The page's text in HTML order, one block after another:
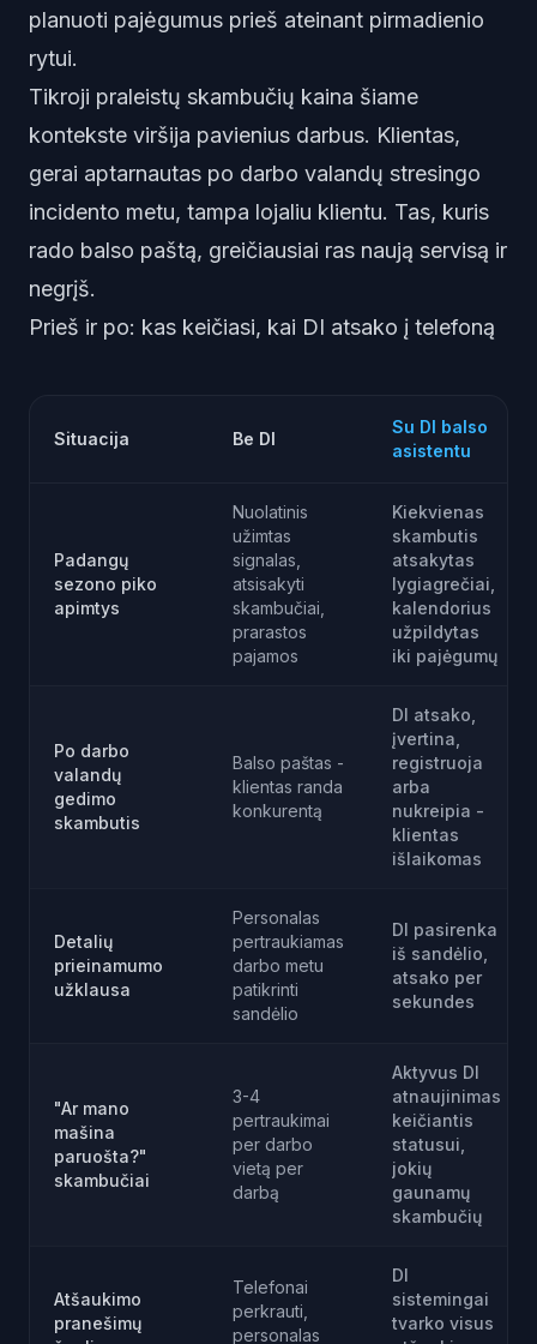
planuoti pajėgumus prieš ateinant pirmadienio
rytui.
Tikroji praleistų skambučių kaina šiame
kontekste viršija pavienius darbus. Klientas,
gerai aptarnautas po darbo valandų stresingo
incidento metu, tampa lojaliu klientu. Tas, kuris
rado balso paštą, greičiausiai ras naują servisą ir
negrįš.
Prieš ir po: kas keičiasi, kai DI atsako į telefoną
Situacija Be DI
Su DI balso
asistentu
Padangų
sezono piko
apimtys
Nuolatinis
užimtas
signalas,
atsisakyti
skambučiai,
prarastos
pajamos
Kiekvienas
skambutis
atsakytas
lygiagrečiai,
kalendorius
užpildytas
iki pajėgumų
Po darbo
valandų
gedimo
skambutis
Balso paštas -
klientas randa
konkurentą
DI atsako,
įvertina,
registruoja
arba
nukreipia -
klientas
išlaikomas
Detalių
prieinamumo
užklausa
Personalas
pertraukiamas
darbo metu
patikrinti
sandėlio
DI pasirenka
iš sandėlio,
atsako per
sekundes
"Ar mano
mašina
paruošta?"
skambučiai
3-4
pertraukimai
per darbo
vietą per
darbą
Aktyvus DI
atnaujinimas
keičiantis
statusui,
jokių
gaunamų
skambučių
Atšaukimo
pranešimų
Telefonai
perkrauti,
personalas
DI
sistemingai
tvarko visus